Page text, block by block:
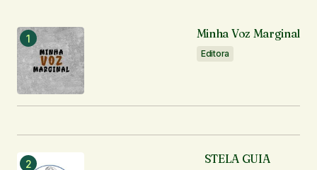
Notifique-me sobre novas publicações por e-mail.
Enviar comentário
Minha Voz Marginal
Editora
STELA GUIA